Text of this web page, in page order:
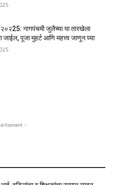
२०२25: नागपंचमी जुलैच्या या तारखेला
जाईल, पूजा मुहर्ट आणि महत्त्व जाणून घ्या
-